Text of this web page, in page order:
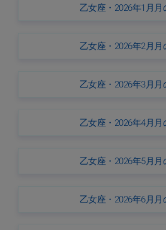
乙女座・2026年1月
乙女座・2026年2月
乙女座・2026年3月
乙女座・2026年4月
乙女座・2026年5月
乙女座・2026年6月